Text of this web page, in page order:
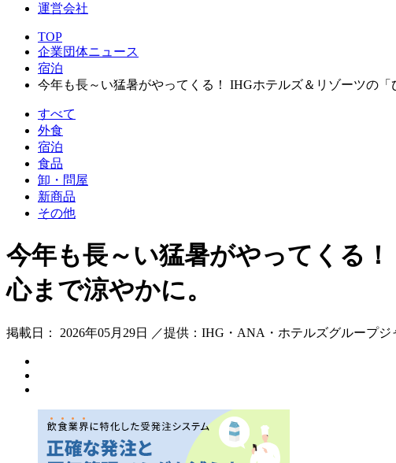
運営会社
TOP
企業団体ニュース
宿泊
今年も長～い猛暑がやってくる！ IHGホテルズ＆リゾーツの「
すべて
外食
宿泊
食品
卸・問屋
新商品
その他
今年も長～い猛暑がやってくる
心まで涼やかに。
掲載日： 2026年05月29日 ／提供：IHG・ANA・ホテルズグループジ